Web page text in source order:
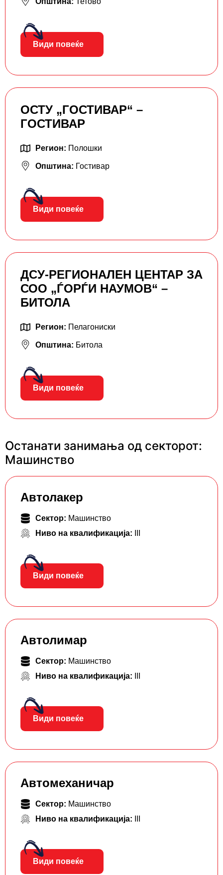
Види повеќе
ОСТУ „ГОСТИВАР“ –
ГОСТИВАР
Регион: Полошки
Општина: Гостивар
Види повеќе
ДСУ-РЕГИОНАЛЕН ЦЕНТАР ЗА
СОО „ЃОРЃИ НАУМОВ“ –
БИТОЛА
Регион: Пелагониски
Општина: Битола
Види повеќе
Останати занимања од секторот:
Машинство
Автолакер
Сектор: Машинство
Ниво на квалификација:
Види повеќе
Автолимар
Сектор: Машинство
Ниво на квалификација:
Види повеќе
Автомеханичар
Сектор: Машинство
Ниво на квалификација:
Види повеќе